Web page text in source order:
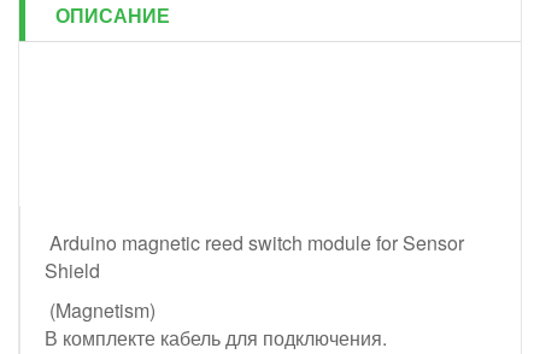
ОПИСАНИЕ
Arduino magnetic reed switch module for Sensor
Shield
(Magnetism)
В комплекте кабель для подключения.